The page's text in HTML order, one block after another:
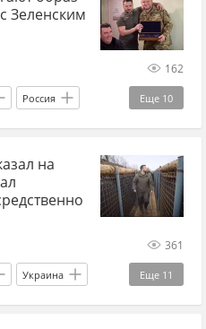
ТЦК ВСУ
Зеленским
162
Еще 10
Россия
Зеленский
Украина.ру
на
361
Еще 11
Украина
Зеленский